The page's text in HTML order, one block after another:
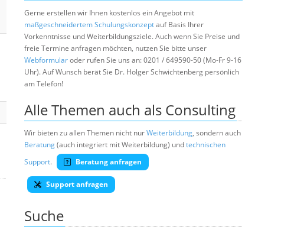
Gerne erstellen wir Ihnen kostenlos ein Angebot mit
maßgeschneidertem Schulungskonzeptauf Basis Ihrer
Vorkenntnisse und Weiterbildungsziele. Auch wenn Sie Preise und
freie Termine anfragen möchten, nutzen Sie bitte unser
Webformularoder rufen Sie uns an: 0201 / 649590-50 (Mo-Fr 9-16
Uhr). Auf Wunsch berät Sie Dr. Holger Schwichtenberg persönlich
am Telefon!
Alle Themen auch als Consulting
Wir bieten zu allen Themen nicht nurWeiterbildung, sondern auch
Beratung(auch integriert mit Weiterbildung) undtechnischen
Support. Beratung anfragen
Support anfragen
Suche